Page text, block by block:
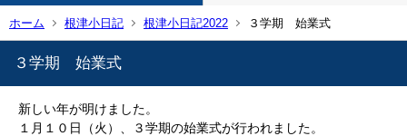
ホーム 根津小日記 根津小日記2022 ３学期 始業式
３学期 始業式
新しい年が明けました。
１月１０日（火）、３学期の始業式が行われました。